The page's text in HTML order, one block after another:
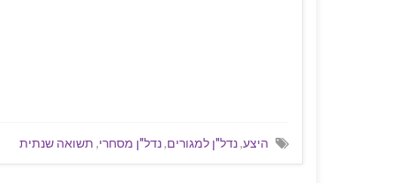
היצע,נדל"ן למגורים,נדל"ן מסחרי, תשואה שנתית